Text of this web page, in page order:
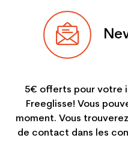
5€ offerts pour votre
Freeglisse! Vous
moment. Vous
de contact dans les